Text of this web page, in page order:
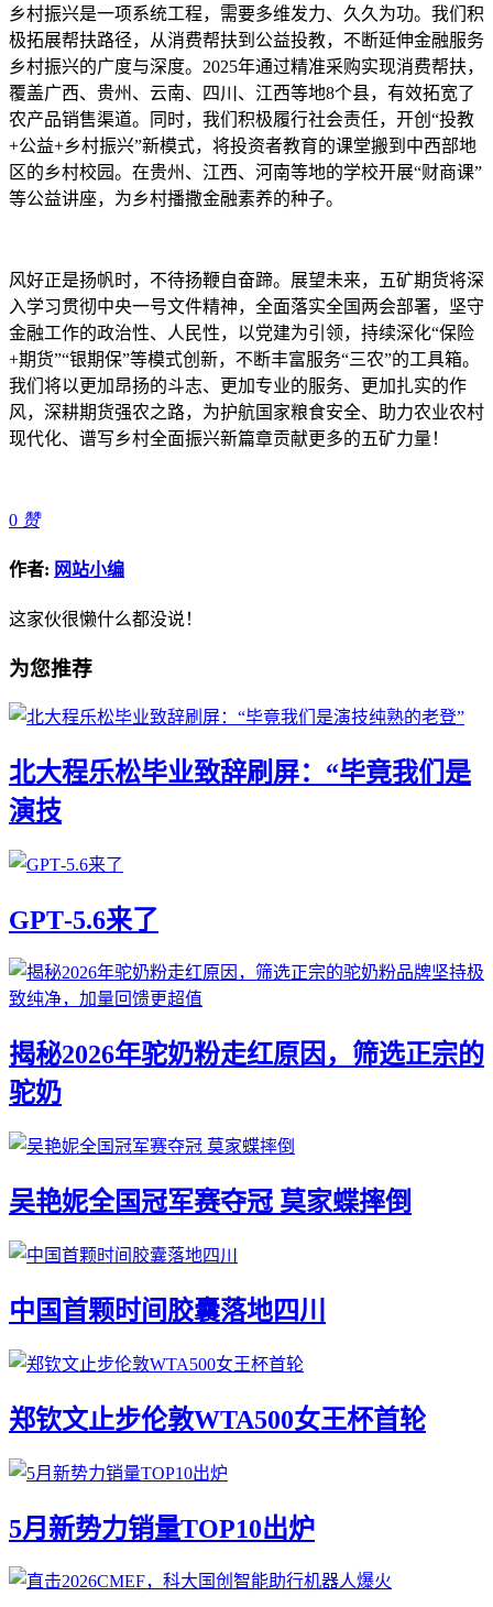
乡村振兴是一项系统工程，需要多维发力、久久为功。我们积
极拓展帮扶路径，从消费帮扶到公益投教，不断延伸金融服务
乡村振兴的广度与深度。2025年通过精准采购实现消费帮扶，
覆盖广西、贵州、云南、四川、江西等地8个县，有效拓宽了
农产品销售渠道。同时，我们积极履行社会责任，开创“投教
+公益+乡村振兴”新模式，将投资者教育的课堂搬到中西部地
区的乡村校园。在贵州、江西、河南等地的学校开展“财商课”
等公益讲座，为乡村播撒金融素养的种子。
风好正是扬帆时，不待扬鞭自奋蹄。展望未来，五矿期货将深
入学习贯彻中央一号文件精神，全面落实全国两会部署，坚守
金融工作的政治性、人民性，以党建为引领，持续深化“保险
+期货”“银期保”等模式创新，不断丰富服务“三农”的工具箱。
我们将以更加昂扬的斗志、更加专业的服务、更加扎实的作
风，深耕期货强农之路，为护航国家粮食安全、助力农业农村
现代化、谱写乡村全面振兴新篇章贡献更多的五矿力量！
0 赞
作者: 网站小编
这家伙很懒什么都没说！
为您推荐
北大程乐松毕业致辞刷屏：“毕竟我们是
演技
GPT‑5.6来了
揭秘2026年驼奶粉走红原因，筛选正宗的
驼奶
吴艳妮全国冠军赛夺冠 莫家蝶摔倒
中国首颗时间胶囊落地四川
郑钦文止步伦敦WTA500女王杯首轮
5月新势力销量TOP10出炉